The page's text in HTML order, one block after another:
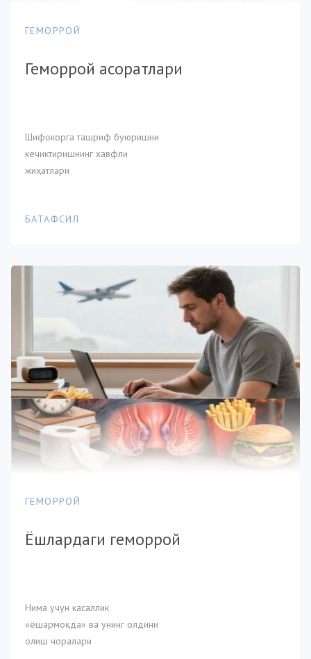
ГЕМОРРОЙ
Геморрой асоратлари
Шифокорга ташриф буюришни
кечиктиришнинг хавфли
жиҳатлари
БАТАФСИЛ
ГЕМОРРОЙ
Ёшлардаги геморрой
Нима учун касаллик
«ёшармоқда» ва унинг олдини
олиш чоралари